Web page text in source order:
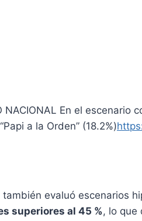
NACIONAL En el
a la Orden” (18.2%)
evaluó escenarios
superiores al 45 %, lo que